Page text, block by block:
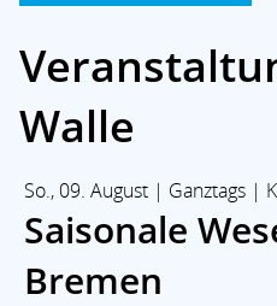
KULTUR
KOMMUNALPOLITIK
BRANCHENMIX
Walle
So., 09. August | Ganztags |
Saisonale
Bremen